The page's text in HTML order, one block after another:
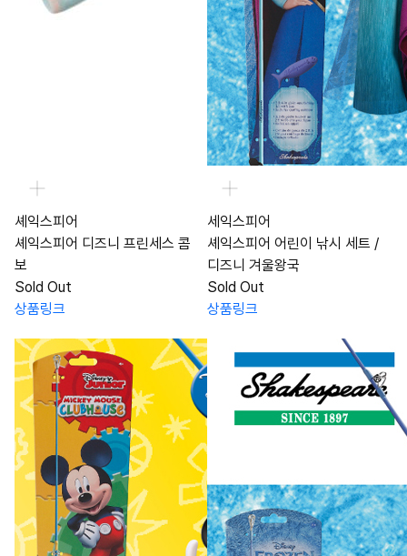
셰익스피어
셰익스피어 디즈니 프린세스 콤
보
Sold Out
상품링크
세익스피어
셰익스피어 어린이 낚시 세트 /
디즈니 겨울왕국
Sold Out
상품링크